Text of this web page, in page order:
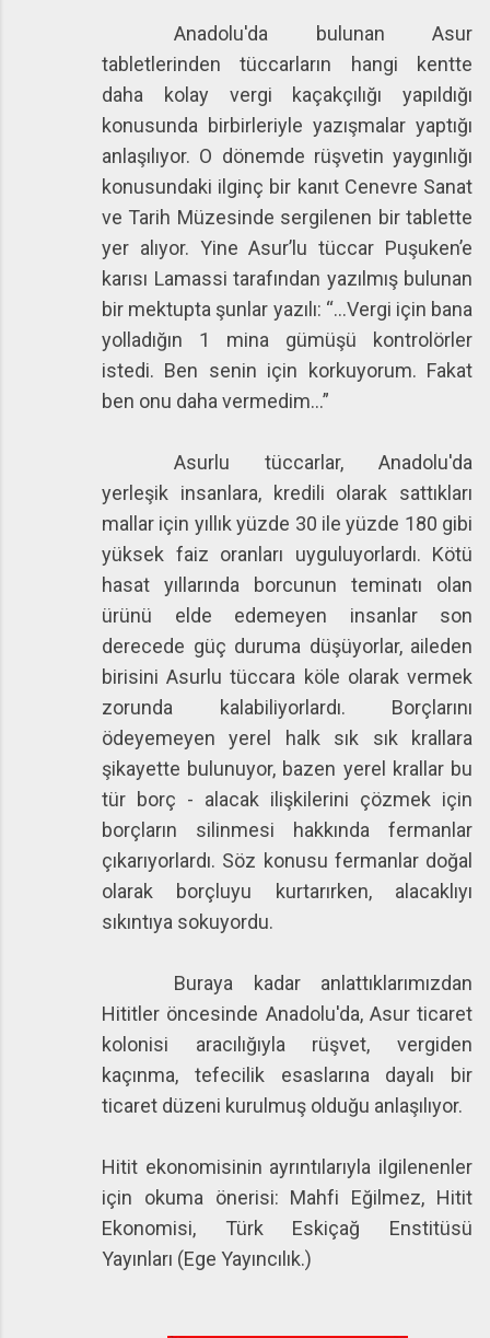
Anadolu'da bulunan Asur
tabletlerinden tüccarların hangi kentte
daha kolay vergi kaçakçılığı yapıldığı
konusunda birbirleriyle yazışmalar yaptığı
anlaşılıyor. O dönemde rüşvetin yaygınlığı
konusundaki ilginç bir kanıt Cenevre Sanat
ve Tarih Müzesinde sergilenen bir tablette
yer alıyor. Yine Asur’lu tüccar Puşuken’e
karısı Lamassi tarafından yazılmış bulunan
bir mektupta şunlar yazılı: “...Vergi için bana
yolladığın 1 mina gümüşü kontrolörler
istedi. Ben senin için korkuyorum. Fakat
ben onu daha vermedim...”
Asurlu tüccarlar, Anadolu'da
yerleşik insanlara, kredili olarak sattıkları
mallar için yıllık yüzde 30 ile yüzde 180 gibi
yüksek faiz oranları uyguluyorlardı. Kötü
hasat yıllarında borcunun teminatı olan
ürünü elde edemeyen insanlar son
derecede güç duruma düşüyorlar, aileden
birisini Asurlu tüccara köle olarak vermek
zorunda kalabiliyorlardı. Borçlarını
ödeyemeyen yerel halk sık sık krallara
şikayette bulunuyor, bazen yerel krallar bu
tür borç - alacak ilişkilerini çözmek için
borçların silinmesi hakkında fermanlar
çıkarıyorlardı. Söz konusu fermanlar doğal
olarak borçluyu kurtarırken, alacaklıyı
sıkıntıya sokuyordu.
Buraya kadar anlattıklarımızdan
Hititler öncesinde Anadolu'da, Asur ticaret
kolonisi aracılığıyla rüşvet, vergiden
kaçınma, tefecilik esaslarına dayalı bir
ticaret düzeni kurulmuş olduğu anlaşılıyor.
Hitit ekonomisinin ayrıntılarıyla ilgilenenler
için okuma önerisi: Mahfi Eğilmez, Hitit
Ekonomisi, Türk Eskiçağ Enstitüsü
Yayınları (Ege Yayıncılık.)